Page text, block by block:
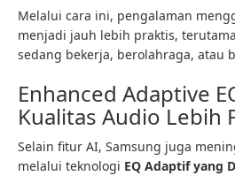
Melalui cara ini, pengalaman
menjadi jauh lebih praktis,
sedang bekerja, berolahraga, atau
Enhanced Adaptive
Kualitas Audio Lebih
Selain fitur AI, Samsung juga
melalui teknologi EQ Adaptif yang